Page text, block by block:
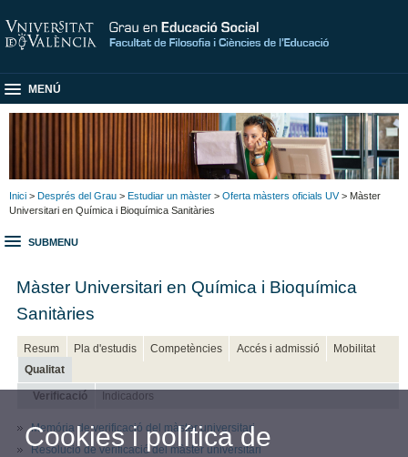
MENÚ
Inici > Després del Grau > Estudiar un màster > Oferta màsters oficials UV> Màster
Universitari en Química i Bioquímica Sanitàries
SUBMENU
Màster Universitari en Química i Bioquímica
Sanitàries
Resum Pla d'estudis Competències Accés i admissió
Mobilitat
Qualitat
Verificació Indicadors
Memória de verificació del màster universitari
Resolució de verificació del màster universitari
Cookies i política de